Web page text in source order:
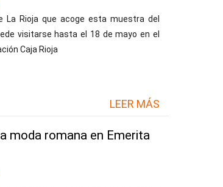
La Rioja que acoge esta muestra del
visitarse hasta el 18 de mayo en el
Caja Rioja
LEER MÁS
moda romana en Emerita